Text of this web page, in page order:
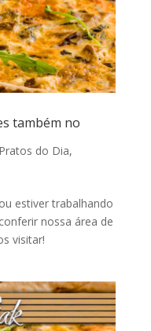
também no
Pratos do Dia,
estiver trabalhando
nossa área de
visitar!